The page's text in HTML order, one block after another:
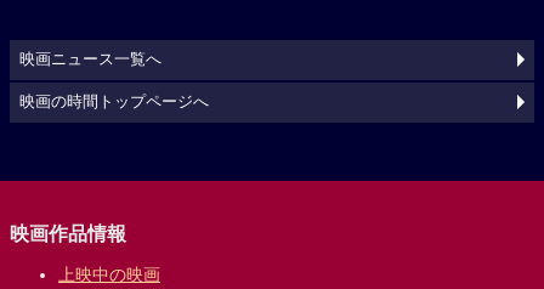
映画ニュース一覧へ
映画の時間トップページへ
映画作品情報
上映中の映画